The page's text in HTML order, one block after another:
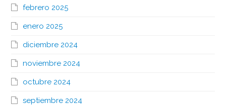
febrero 2025
enero 2025
diciembre 2024
noviembre 2024
octubre 2024
septiembre 2024